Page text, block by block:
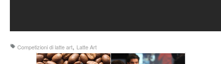
Competizioni di latte art, Latte Art